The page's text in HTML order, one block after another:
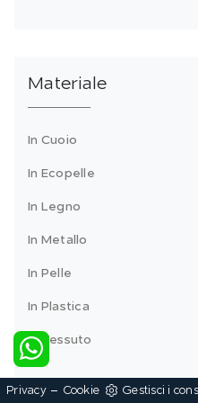
Materiale
In Cuoio
In Ecopelle
In Legno
In Metallo
In Pelle
In Plastica
In Tessuto
Privacy- Cookie Gestisci i